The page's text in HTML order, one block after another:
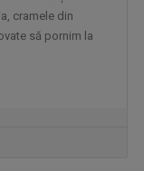
cramele din
să pornim la